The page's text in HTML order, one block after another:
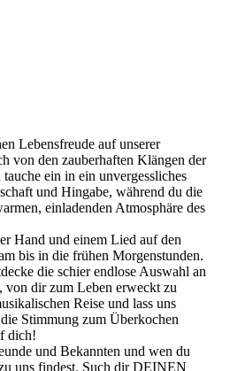
Lebensfreude auf unserer
von den zauberhaften Klängen der
ein in ein unvergessliches
und Hingabe, während du die
einladenden Atmosphäre des
Hand und einem Lied auf den
bis in die frühen Morgenstunden.
die schier endlose Auswahl an
von dir zum Leben erweckt zu
Reise und lass uns
Stimmung zum Überkochen
dich!
und Bekannten und wen du
uns findest. Such dir DEINEN